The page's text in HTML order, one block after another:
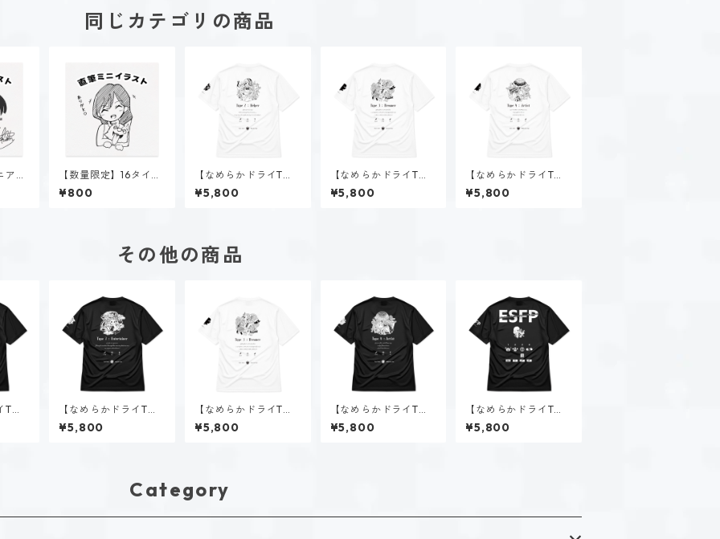
同じカテゴリの商品
ア直
【数量限定】16タイプ
直筆イラスト
¥800
【なめらかドライTシ
ャツ】タイプ２-助け
る人（ホーリー）｜ホ
¥5,800
【なめらかドライTシ
ャツ】タイプ３-求め
る人（ホーリー）｜ホ
¥5,800
【なめらかドライTシ
ャツ】タイプ４-感じ
る人（ホーリー）｜ホ
¥5,800
その他の商品
シ
【なめらかドライTシ
ャツ】タイプ７-楽し
む人（ダーク）｜ブラ
¥5,800
【なめらかドライTシ
ャツ】タイプ３-求め
る人（ホーリー）｜ホ
¥5,800
【なめらかドライTシ
ャツ】タイプ４-感じ
る人（ダーク）｜ブラ
¥5,800
【なめらかドライTシ
ャツ】春風 陽菜（ESF
P）｜ブラック
¥5,800
Category